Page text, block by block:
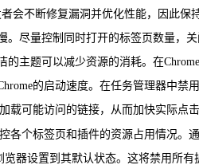
会不断修复漏洞并优化性能，因此保
尽量控制同时打开的标签页数量，
主题可以减少资源的消耗。在
的启动速度。在任务管理器中禁
载可能访问的链接，从而加快实际点
个标签页和插件的资源占用情况
器设置到其默认状态。这将禁用所